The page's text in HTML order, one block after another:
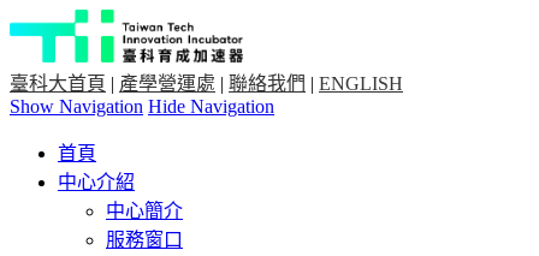
臺科大首頁 | 產學營運處 | 聯絡我們 | ENGLISH
Show Navigation Hide Navigation
首頁
中心介紹
中心簡介
服務窗口